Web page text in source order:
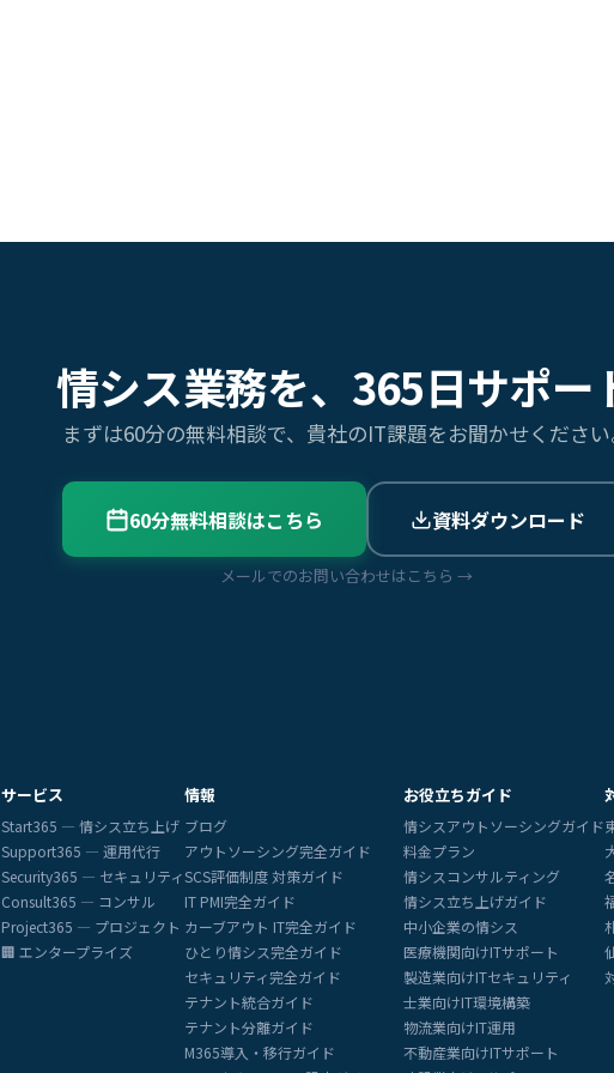
情シス業務を、365日サポー
まずは60分の無料相談で、貴社のIT課題をお聞かせくださ
60分無料相談はこちら 資料ダウンロード
メールでのお問い合わせはこちら →
サービス
Start365 — 情シス立ち上げ
Support365 — 運用代行
Security365 — セキュリティ
Consult365 — コンサル
Project365 — プロジェクト
🏢 エンタープライズ
情報
ブログ
アウトソーシング完全ガイド
SCS評価制度 対策ガイド
IT PMI完全ガイド
カーブアウト IT完全ガイド
ひとり情シス完全ガイド
セキュリティ完全ガイド
テナント統合ガイド
テナント分離ガイド
M365導入・移行ガイド
お役立ちガイド
情シスアウトソーシングガイド
料金プラン
情シスコンサルティング
情シス立ち上げガイド
中小企業の情シス
医療機関向けITサポート
製造業向けITセキュリティ
士業向けIT環境構築
物流業向けIT運用
不動産業向けITサポート